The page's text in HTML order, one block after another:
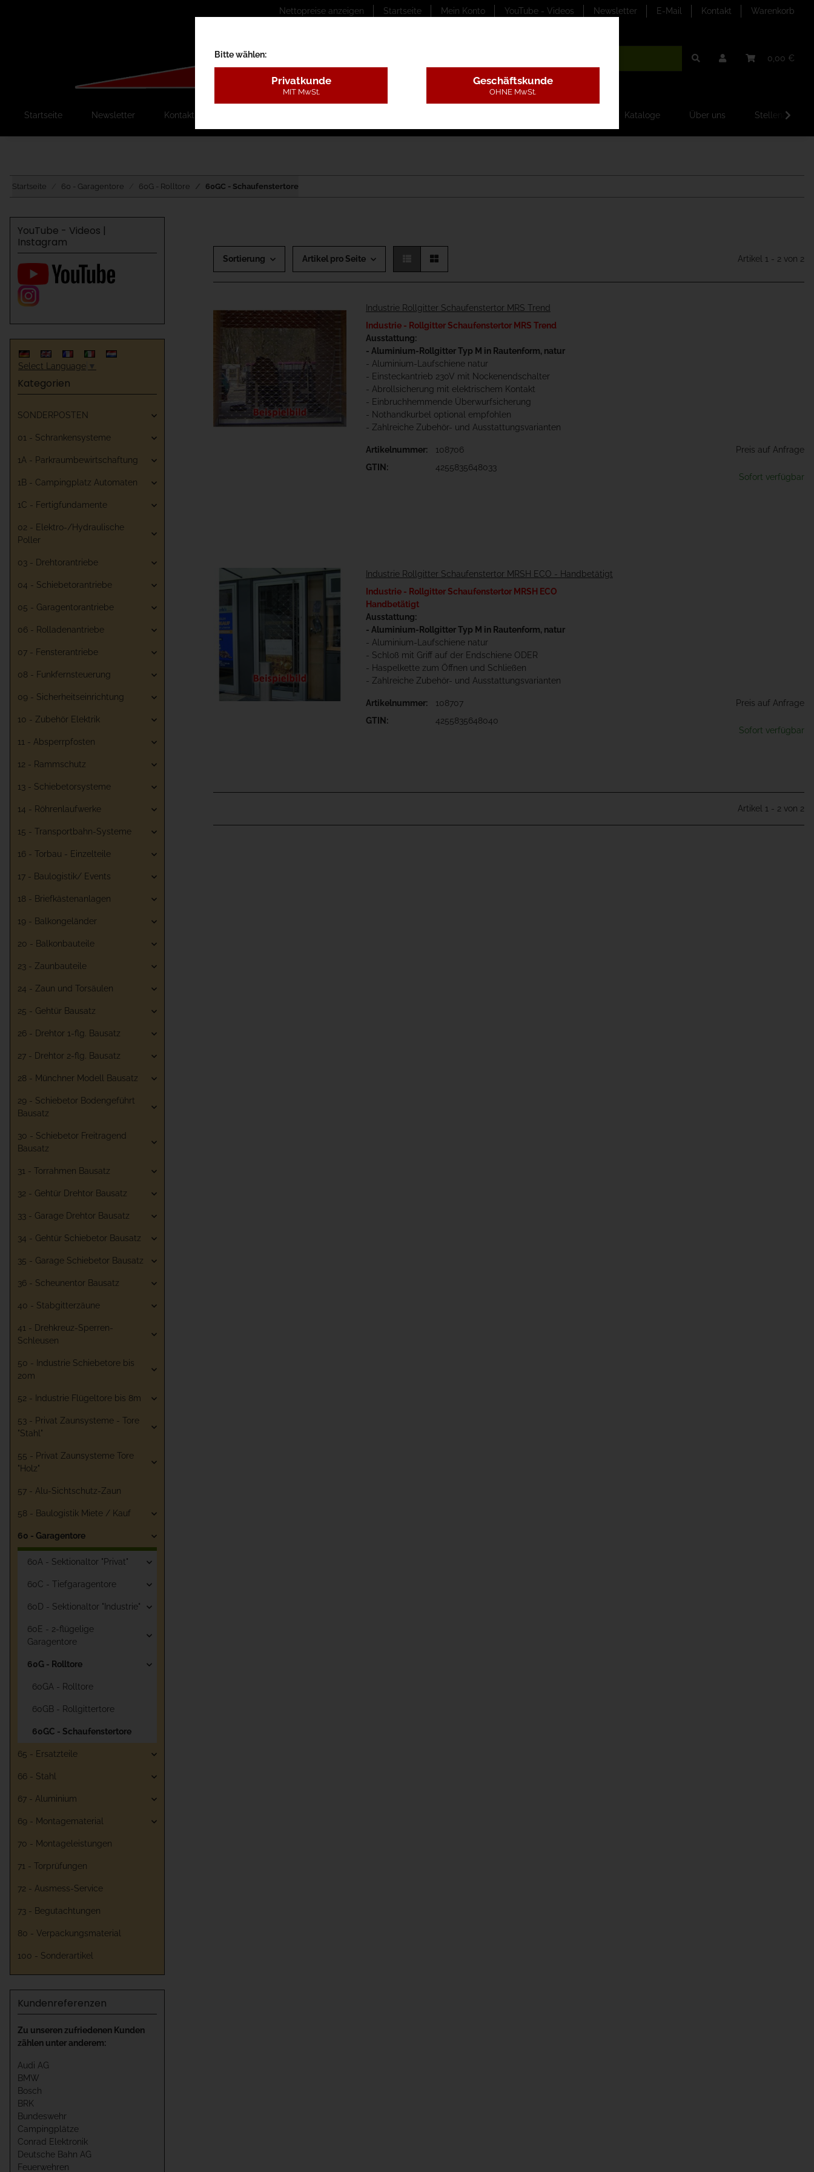
Nettopreise anzeigen Startseite Mein Konto YouTube - Videos Newsletter E-Mail Kontakt Warenkorb
0,00 €
Startseite Newsletter Kontakt Kataloge Über uns
Startseite 60 - Garagentore 60G - Rolltore 60GC - Schaufenstertore
Sortierung Artikel pro Seite Artikel 1 - 2 von 2
Industrie Rollgitter Schaufenstertor MRS Trend
Industrie - Rollgitter Schaufenstertor MRS Trend
Ausstattung:
- Aluminium-Rollgitter Typ M in Rautenform, natur
- Aluminium-Laufschiene natur
- Einsteckantrieb 230V mit Nockenendschalter
- Abrollsicherung mit elektrischem Kontakt
- Einbruchhemmende Überwurfsicherung
- Nothandkurbel optional empfohlen
- Zahlreiche Zubehör- und Ausstattungsvarianten
Artikelnummer:
108706
GTIN:
4255835648033
Preis auf Anfrage
Sofort verfügbar
Industrie Rollgitter Schaufenstertor MRSH ECO - Handbetätigt
Industrie - Rollgitter Schaufenstertor MRSH ECO
Handbetätigt
Ausstattung:
- Aluminium-Rollgitter Typ M in Rautenform, natur
- Aluminium-Laufschiene natur
- Schloß mit Griff auf der Endschiene ODER
- Haspelkette zum Öffnen und Schließen
- Zahlreiche Zubehör- und Ausstattungsvarianten
Artikelnummer:
108707
GTIN:
4255835648040
Preis auf Anfrage
Sofort verfügbar
Artikel 1 - 2 von 2
YouTube - Videos |
Instagram
Select Language ▼
Kategorien
SONDERPOSTEN
01 - Schrankensysteme
1A - Parkraumbewirtschaftung
1B - Campingplatz Automaten
1C - Fertigfundamente
02 - Elektro-/Hydraulische
Poller
03 - Drehtorantriebe
04 - Schiebetorantriebe
05 - Garagentorantriebe
06 - Rolladenantriebe
07 - Fensterantriebe
08 - Funkfernsteuerung
09 - Sicherheitseinrichtung
10 - Zubehör Elektrik
11 - Absperrpfosten
12 - Rammschutz
13 - Schiebetorsysteme
14 - Röhrenlaufwerke
15 - Transportbahn-Systeme
16 - Torbau - Einzelteile
17 - Baulogistik/ Events
18 - Briefkästenanlagen
19 - Balkongeländer
20 - Balkonbauteile
23 - Zaunbauteile
24 - Zaun und Torsäulen
25 - Gehtür Bausatz
26 - Drehtor 1-flg. Bausatz
27 - Drehtor 2-flg. Bausatz
28 - Münchner Modell Bausatz
29 - Schiebetor Bodengeführt
Bausatz
30 - Schiebetor Freitragend
Bausatz
31 - Torrahmen Bausatz
32 - Gehtür Drehtor Bausatz
33 - Garage Drehtor Bausatz
34 - Gehtür Schiebetor Bausatz
35 - Garage Schiebetor Bausatz
36 - Scheunentor Bausatz
40 - Stabgitterzäune
41 - Drehkreuz-Sperren-
Schleusen
50 - Industrie Schiebetore bis
20m
52 - Industrie Flügeltore bis 8m
53 - Privat Zaunsysteme - Tore
"Stahl"
55 - Privat Zaunsysteme Tore
"Holz"
57 - Alu-Sichtschutz-Zaun
58 - Baulogistik Miete / Kauf
60 - Garagentore
60A - Sektionaltor "Privat"
60C - Tiefgaragentore
60D - Sektionaltor "Industrie"
60E - 2-flügelige
Garagentore
60G - Rolltore
60GA - Rolltore
60GB - Rollgittertore
60GC - Schaufenstertore
65 - Ersatzteile
66 - Stahl
67 - Aluminium
69 - Montagematerial
70 - Montageleistungen
71 - Torprüfungen
72 - Ausmess-Service
73 - Begutachtungen
80 - Verpackungsmaterial
100 - Sonderartikel
Kundenreferenzen
Zu unseren zufriedenen Kunden
zählen unter anderem:
Audi AG
BMW
Bosch
BRK
Bundeswehr
Campingplätze
Conrad Elektronik
Deutsche Bahn AG
Feuerwehren
Bitte wählen:
Privatkunde
MIT MwSt.
Geschäftskunde
OHNE MwSt.